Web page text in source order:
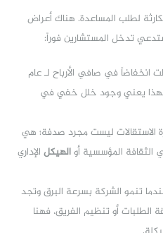
لطلب المساعدة. هناك أعراض
تدخل المستشارين فوراً:
انخفاضاً في صافي الأرباح لـ عام
فهذا يعني وجود خلل خفي في
الاستقالات ليست مجرد صدفة؛ هي
المؤسسية أوالهيكل الإداري
تنمو الشركة بسرعة البرق وتجد
الطلبات أو تنظيم الفريق، فهنا